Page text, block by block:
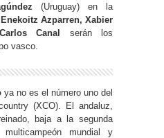
(Uruguay) en la
Enekoitz Azparren, Xabier
Canal
serán los
vasco.
ya no es el número uno del
(XCO). El andaluz,
baja a la segunda
mundial y